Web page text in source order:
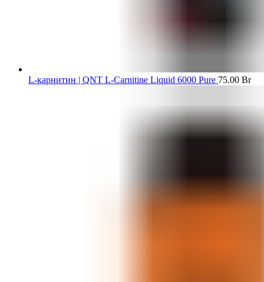
L-карнитин | QNT L-Carnitine Liquid 6000 Pure 75.00 Br